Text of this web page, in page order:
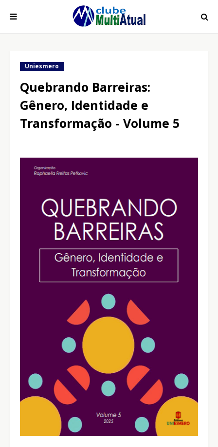
Uniesmero
Quebrando Barreiras:
Gênero, Identidade e
Transformação - Volume 5